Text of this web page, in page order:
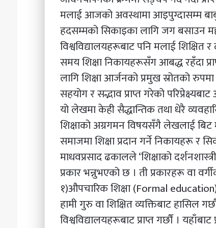
मलाई आजको अवस्थामा आइपुग्दासम्म
हदसम्मको सिकाइका लागि जग बसाउन
विश्वविद्यालयहरूबाट पनि मलाई
समय शिक्षा निकायहरूसँग आबद्ध रहँदा
लागि शिक्षा आर्जनको प्रमुख स्रोतको
सहयोग र सद्भाव प्राप्त गरेको
यो लेखमा केही सैद्धान्तिक तथा धेरै
शिक्षाको अग्रगमन विषयसँगै लेखलाई बिट
समाजमा शिक्षा प्रदान गर्ने निकायहरू र
माधवप्रसाद ढकालले ‘शिक्षाको
प्रकार भन्नुभएको छ । ती प्रकारहरू वा
१)औपचारिक शिक्षा (Formal
हामी गुरु वा शिक्षित व्यक्तिबाट हासिल
विश्वविद्यालयहरूबाट प्राप्त गर्छौं ।